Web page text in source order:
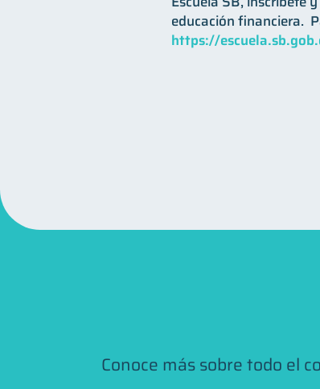
Conoce más sobre todo el
educación financiera.
https://